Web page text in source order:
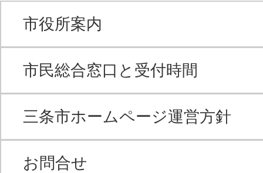
市役所案内
市民総合窓口と受付時間
三条市ホームページ運営方針
お問合せ